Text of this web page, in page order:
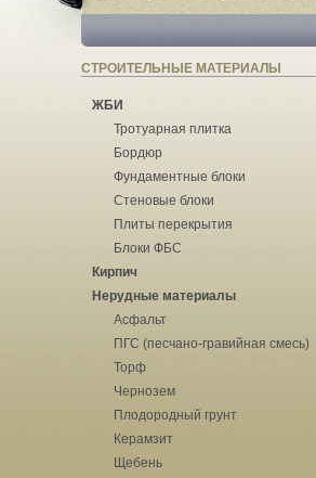
СТРОИТЕЛЬНЫЕ МАТЕРИАЛЫ
ЖБИ
Тротуарная плитка
Бордюр
Фундаментные блоки
Стеновые блоки
Плиты перекрытия
Блоки ФБС
Кирпич
Нерудные материалы
Асфальт
ПГС (песчано-гравийная смесь)
Торф
Чернозем
Плодородный грунт
Керамзит
Щебень